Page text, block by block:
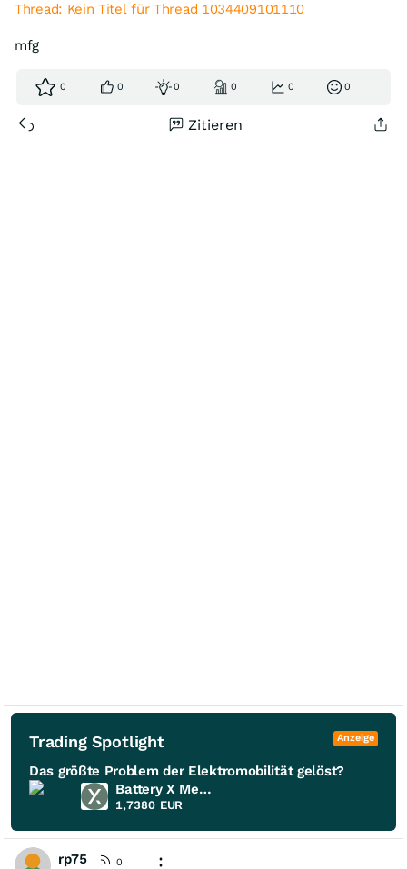
Thread: Kein Titel für Thread 1034409101110
mfg
0 0 0 0 0 0
Zitieren
Trading Spotlight Anzeige
Das größte Problem der Elektromobilität gelöst?
Battery X Metals
1,7380 EUR
rp75
0